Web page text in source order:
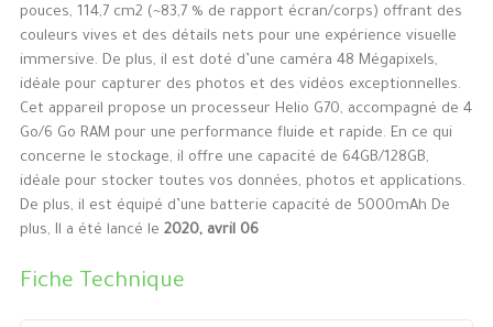
pouces, 114,7 cm2 (~83,7 % de rapport écran/corps) offrant des
couleurs vives et des détails nets pour une expérience visuelle
immersive. De plus, il est doté d’une caméra 48 Mégapixels,
idéale pour capturer des photos et des vidéos exceptionnelles.
Cet appareil propose un processeur Helio G70, accompagné de 4
Go/6 Go RAM pour une performance fluide et rapide. En ce qui
concerne le stockage, il offre une capacité de 64GB/128GB,
idéale pour stocker toutes vos données, photos et applications.
De plus, il est équipé d’une batterie capacité de 5000mAh De
plus, Il a été lancé le 2020, avril 06
Fiche Technique